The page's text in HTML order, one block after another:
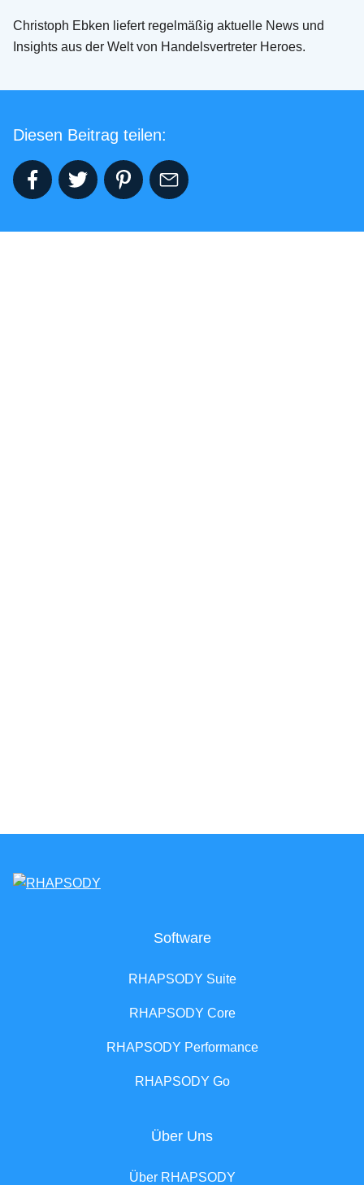
Christoph Ebken liefert regelmäßig aktuelle News und
Insights aus der Welt von Handelsvertreter Heroes.
Diesen Beitrag teilen:
Software
RHAPSODY Suite
RHAPSODY Core
RHAPSODY Performance
RHAPSODY Go
Über Uns
Über RHAPSODY